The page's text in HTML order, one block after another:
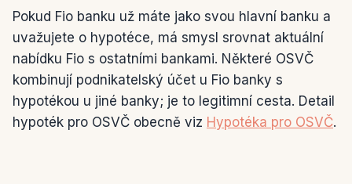
Pokud Fio banku už máte jako svou hlavní banku a
uvažujete o hypotéce, má smysl srovnat aktuální
nabídku Fio s ostatními bankami. Některé OSVČ
kombinují podnikatelský účet u Fio banky s
hypotékou u jiné banky; je to legitimní cesta. Detail
hypoték pro OSVČ obecně viz Hypotéka pro OSVČ.